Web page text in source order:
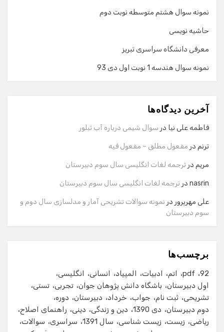
نمونه سوال هشتم متوسطه نوبت دوم
حاشیه نویسی
معرفی دانشگاه سراسری تبریز
نمونه سوال هندسه 1 نوبت اول دی 93
آخرین دیدگاه‌ها
فاطمه علی نیا در سوال شیمی درباره آب تبلور
ترنم در مفعول مطلق – مفعول فیه
مریم در ترجمه لغات انگلیسی سال سوم دبیرستان
nasrin در ترجمه لغات انگلیسی سال سوم دبیرستان
علی مهرپرور در نمونه سوالات تشریحی آمار و مدلسازی سال دوم و
سوم دبیرستان
برچسب‌ها
92
pdf اتم ادبیات المپیاد انسانی
انگلیسی
اول دبیرستان
باشگاه دانش پژوهان جوان تجربی تستی
تشریحی ثبت نام جواب خرداد دبیرستان
دوره
دوم دبیرستان
دی 1390 دین و زندگی دینی
راهنمای اصلاح
ریاضی
زیست زیست شناسی سال 1391 سراسری
سوالات
گفت‌وگو با دستیار هوشمند
سلام! برای شروع گفت‌وگو لطفاً شماره تماس یا ایمیل خود را
وارد کنید.
ایمیل